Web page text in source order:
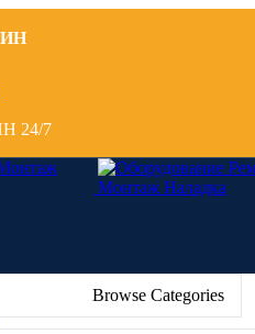
24/7
Browse Categories